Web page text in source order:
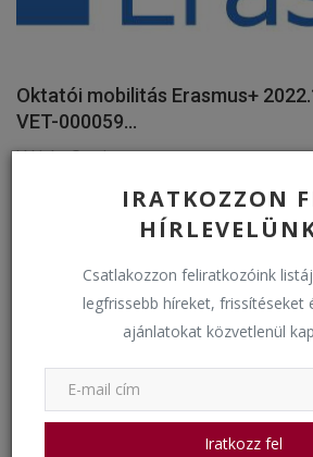
IRATKOZZON
Csatlakozzon feliratkozóink
legfrissebb híreket, frissítéseket
ajánlatokat közvetlenül
Iratkozz fel
Oktatói mobilitás Erasmus+
VET-000059...
bkkigh Május 10, 2024 1697